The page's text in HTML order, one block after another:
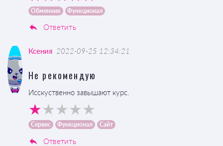
Обменник Функционал
Ответить
Ксения 2022-09-25 12:34:21
Не рекомендую
Исскуственно завышают курс.
Сервис Функционал Сайт
Ответить